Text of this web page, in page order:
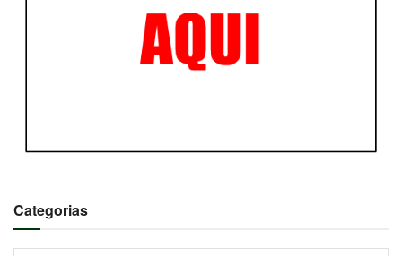
Categorias